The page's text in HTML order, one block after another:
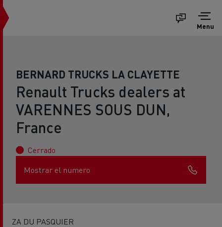
Menu
BERNARD TRUCKS LA CLAYETTE
Renault Trucks dealers at
VARENNES SOUS DUN,
France
Cerrado
Mostrar el numero
ZA DU PASQUIER